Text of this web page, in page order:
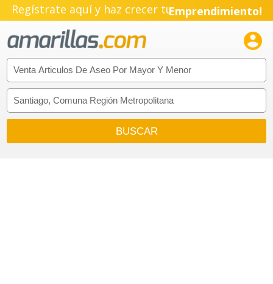
Regístrate aquí y haz crecer tuEmprendimiento!
